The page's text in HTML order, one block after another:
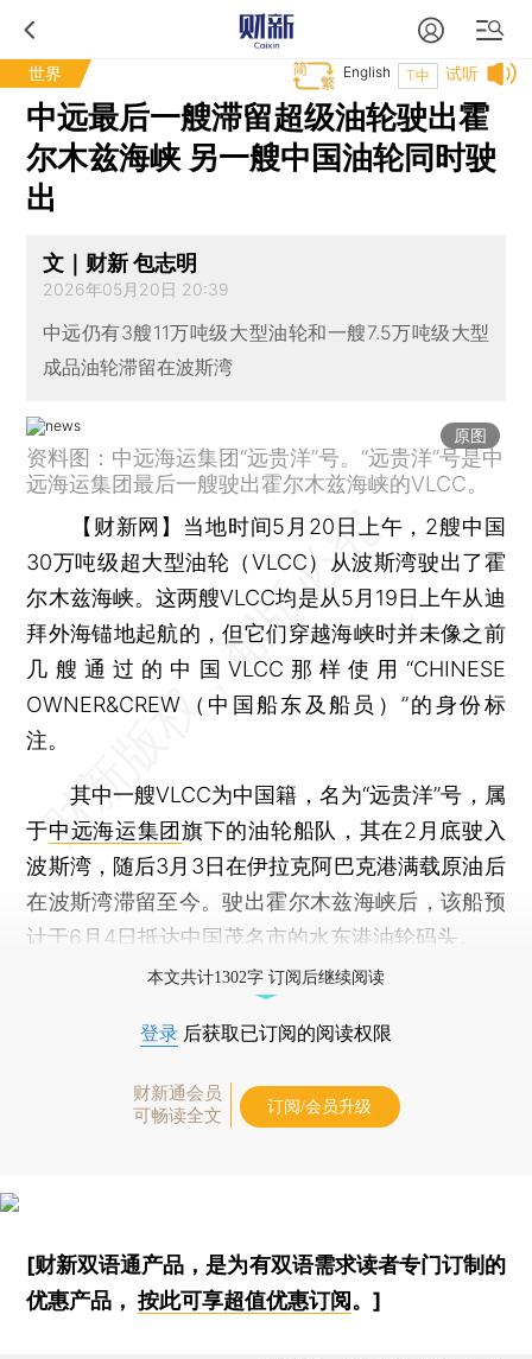
世界 试听
T中
English
中远最后一艘滞留超级油轮驶出霍
尔木兹海峡 另一艘中国油轮同时驶
出
文｜财新 包志明
2026年05月20日 20:39
中远仍有3艘11万吨级大型油轮和一艘7.5万吨级大型
成品油轮滞留在波斯湾
原图
资料图：中远海运集团“远贵洋”号。“远贵洋”号是中
远海运集团最后一艘驶出霍尔木兹海峡的VLCC。
【财新网】 当地时间5月20日上午，2艘中国
30万吨级超大型油轮（VLCC）从波斯湾驶出了霍
尔木兹海峡。这两艘VLCC均是从5月19日上午从迪
拜外海锚地起航的，但它们穿越海峡时并未像之前
几艘通过的中国VLCC那样使用“CHINESE
OWNER&CREW（中国船东及船员）”的身份标
注。
其中一艘VLCC为中国籍，名为“远贵洋”号，属
于中远海运集团旗下的油轮船队，其在2月底驶入
波斯湾，随后3月3日在伊拉克阿巴克港满载原油后
在波斯湾滞留至今。驶出霍尔木兹海峡后，该船预
计于6月4日抵达中国茂名市的水东港油轮码头。
本文共计1302字 订阅后继续阅读
登录 后获取已订阅的阅读权限
财新通会员
可畅读全文
订阅/会员升级
[财新双语通产品，是为有双语需求读者专门订制的
优惠产品，按此可享超值优惠订阅 。]